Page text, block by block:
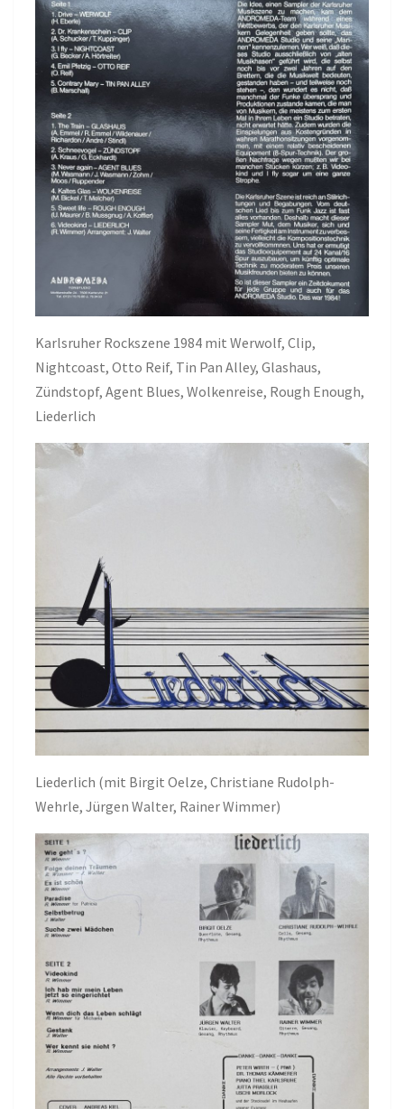
Karlsruher Rockszene 1984 mit Werwolf, Clip,
Nightcoast, Otto Reif, Tin Pan Alley, Glashaus,
Zündstopf, Agent Blues, Wolkenreise, Rough Enough,
Liederlich
Liederlich (mit Birgit Oelze, Christiane Rudolph-
Wehrle, Jürgen Walter, Rainer Wimmer)